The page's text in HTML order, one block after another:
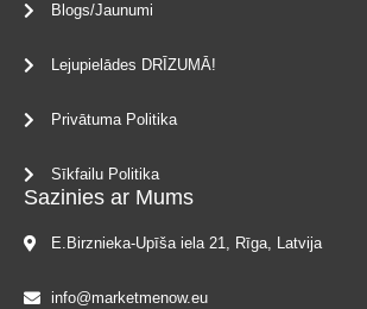
Blogs/Jaunumi
Lejupielādes DRĪZUMĀ!
Privātuma Politika
Sīkfailu Politika
Sazinies ar Mums
E.Birznieka-Upīša iela 21, Rīga, Latvija
info@marketmenow.eu